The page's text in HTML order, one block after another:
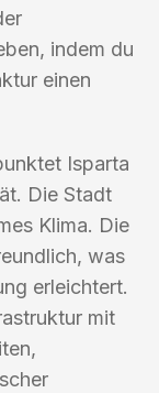
indem du
einen
Isparta
Die Stadt
Klima. Die
was
erleichtert.
mit